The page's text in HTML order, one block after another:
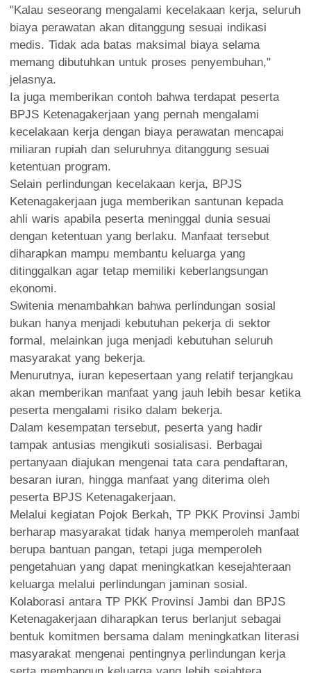
"Kalau seseorang mengalami kecelakaan kerja, seluruh
biaya perawatan akan ditanggung sesuai indikasi
medis. Tidak ada batas maksimal biaya selama
memang dibutuhkan untuk proses penyembuhan,"
jelasnya.
Ia juga memberikan contoh bahwa terdapat peserta
BPJS Ketenagakerjaan yang pernah mengalami
kecelakaan kerja dengan biaya perawatan mencapai
miliaran rupiah dan seluruhnya ditanggung sesuai
ketentuan program.
Selain perlindungan kecelakaan kerja, BPJS
Ketenagakerjaan juga memberikan santunan kepada
ahli waris apabila peserta meninggal dunia sesuai
dengan ketentuan yang berlaku. Manfaat tersebut
diharapkan mampu membantu keluarga yang
ditinggalkan agar tetap memiliki keberlangsungan
ekonomi.
Switenia menambahkan bahwa perlindungan sosial
bukan hanya menjadi kebutuhan pekerja di sektor
formal, melainkan juga menjadi kebutuhan seluruh
masyarakat yang bekerja.
Menurutnya, iuran kepesertaan yang relatif terjangkau
akan memberikan manfaat yang jauh lebih besar ketika
peserta mengalami risiko dalam bekerja.
Dalam kesempatan tersebut, peserta yang hadir
tampak antusias mengikuti sosialisasi. Berbagai
pertanyaan diajukan mengenai tata cara pendaftaran,
besaran iuran, hingga manfaat yang diterima oleh
peserta BPJS Ketenagakerjaan.
Melalui kegiatan Pojok Berkah, TP PKK Provinsi Jambi
berharap masyarakat tidak hanya memperoleh manfaat
berupa bantuan pangan, tetapi juga memperoleh
pengetahuan yang dapat meningkatkan kesejahteraan
keluarga melalui perlindungan jaminan sosial.
Kolaborasi antara TP PKK Provinsi Jambi dan BPJS
Ketenagakerjaan diharapkan terus berlanjut sebagai
bentuk komitmen bersama dalam meningkatkan literasi
masyarakat mengenai pentingnya perlindungan kerja